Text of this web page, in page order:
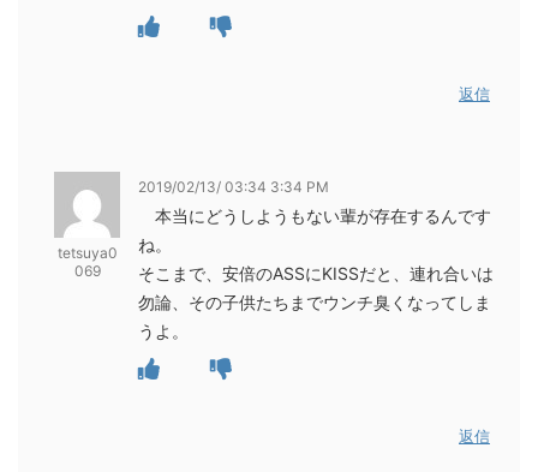
返信
tetsuya0
069
2019/02/13/ 03:34 3:34 PM
本当にどうしようもない輩が存在するんです
ね。
そこまで、安倍のASSにKISSだと、連れ合いは
勿論、その子供たちまでウンチ臭くなってしま
うよ。
返信